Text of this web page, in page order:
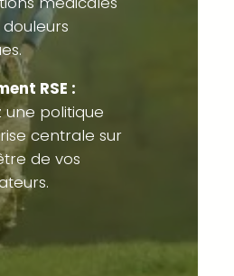
RSE :
une politique
centrale sur
de vos